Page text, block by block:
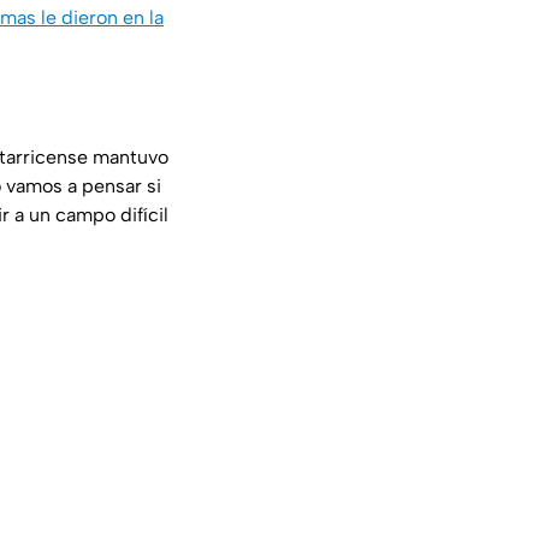
le dieron en la
mantuvo
a pensar si
a un campo difícil